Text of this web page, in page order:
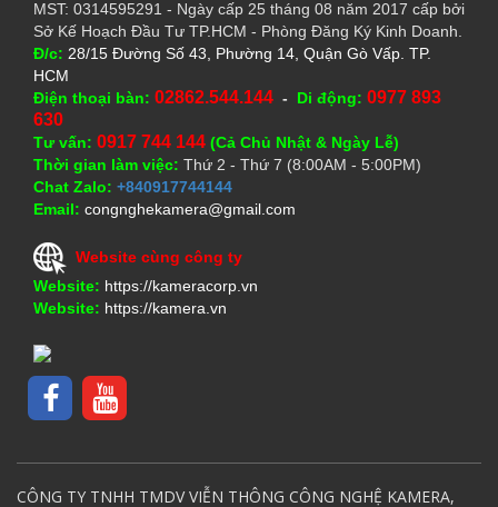
MST: 0314595291 - Ngày cấp 25 tháng 08 năm 2017 cấp bởi
Sở Kế Hoạch Đầu Tư TP.HCM - Phòng Đăng Ký Kinh Doanh.
Đ/c: 28/15 Đường Số 43, Phường 14, Quận Gò Vấp. TP.
HCM
Điện thoại bàn: 02862.544.144 - Di động: 0977 893
630
Tư vấn: 0917 744 144 (Cả Chủ Nhật & Ngày Lễ)
Thời gian làm việc: Thứ 2 - Thứ 7 (8:00AM - 5:00PM)
Chat Zalo: +840917744144
Email: congnghekamera@gmail.com
Website cùng công ty
Website: https://kameracorp.vn
Website: https://kamera.vn
CÔNG TY TNHH TMDV VIỄN THÔNG CÔNG NGHỆ KAMERA,